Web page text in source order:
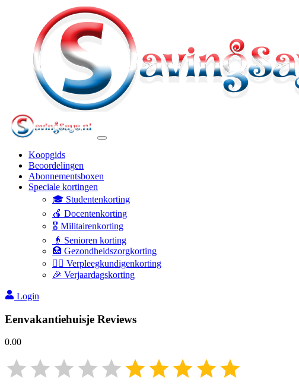
Koopgids
Beoordelingen
Abonnementsboxen
Speciale kortingen
🎓 Studentenkorting
🍎 Docentenkorting
🎖️ Militairenkorting
👴 Senioren korting
🏥 Gezondheidszorgkorting
👩‍⚕️ Verpleegkundigenkorting
🎉 Verjaardagskorting
Login
Eenvakantiehuisje Reviews
0.00